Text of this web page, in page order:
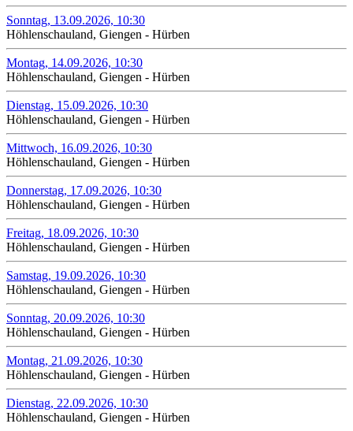
Sonntag, 13.09.2026, 10:30
Höhlenschauland, Giengen - Hürben
Montag, 14.09.2026, 10:30
Höhlenschauland, Giengen - Hürben
Dienstag, 15.09.2026, 10:30
Höhlenschauland, Giengen - Hürben
Mittwoch, 16.09.2026, 10:30
Höhlenschauland, Giengen - Hürben
Donnerstag, 17.09.2026, 10:30
Höhlenschauland, Giengen - Hürben
Freitag, 18.09.2026, 10:30
Höhlenschauland, Giengen - Hürben
Samstag, 19.09.2026, 10:30
Höhlenschauland, Giengen - Hürben
Sonntag, 20.09.2026, 10:30
Höhlenschauland, Giengen - Hürben
Montag, 21.09.2026, 10:30
Höhlenschauland, Giengen - Hürben
Dienstag, 22.09.2026, 10:30
Höhlenschauland, Giengen - Hürben